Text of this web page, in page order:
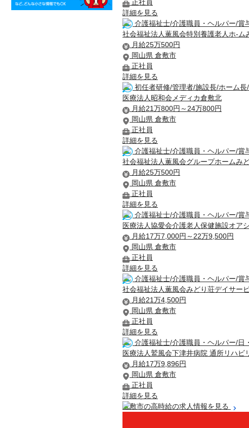
正社員
詳細を見る
介護福祉士/介護職員・ヘルパー/賞
社会福祉法人薫風会特別養護老人ホ-ム
月給25万500円
岡山県 倉敷市
正社員
詳細を見る
初任者研修/管理者/施設長/ホーム
医療法人昭和会メディカ倉敷北
月給21万800円～24万800円
岡山県 倉敷市
正社員
詳細を見る
介護福祉士/介護職員・ヘルパー/賞
社会福祉法人薫風会グループホームみ
月給25万500円
岡山県 倉敷市
正社員
詳細を見る
介護福祉士/介護職員・ヘルパー/賞
医療法人協愛会介護老人保健施設オア
月給17万7,000円～22万9,500円
岡山県 倉敷市
正社員
詳細を見る
介護福祉士/介護職員・ヘルパー/賞
社会福祉法人薫風会みどり荘デイサー
月給21万4,500円
岡山県 倉敷市
正社員
詳細を見る
介護福祉士/介護職員・ヘルパー/日
医療法人鷲風会下津井病院 通所リハビ
月給17万9,896円
岡山県 倉敷市
正社員
詳細を見る
倉敷市の高時給の求人情報を見る